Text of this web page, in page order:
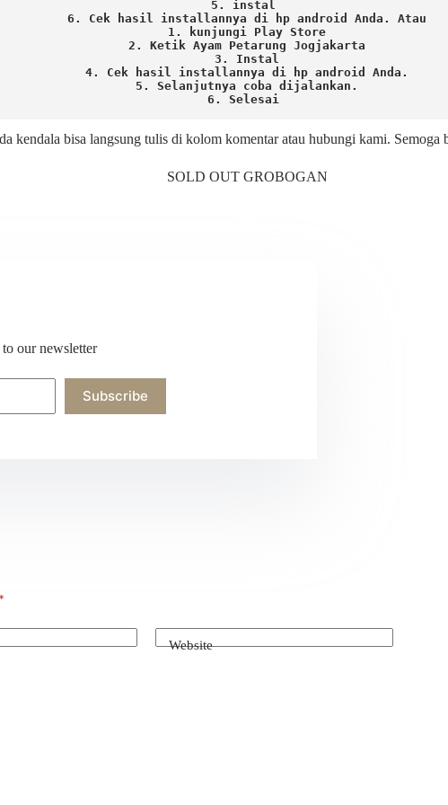
5. instal
6. Cek hasil installannya di hp android Anda. Atau
1. kunjungi Play Store
2. Ketik Ayam Petarung Jogjakarta
3. Instal
4. Cek hasil installannya di hp android Anda.
5. Selanjutnya coba dijalankan.
6. Selesai
kendala bisa langsung tulis di kolom komentar atau hubungi kami.
SOLD OUT GROBOGAN
our newsletter
Subscribe
Website